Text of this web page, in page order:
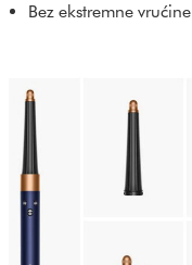
Bez ekstremne vrućine